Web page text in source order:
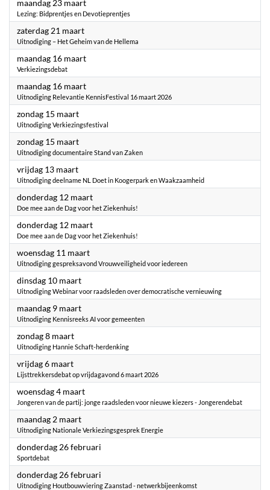
maandag 23 maart2026
Lezing: Bidprentjes en Devotieprentjes
zaterdag 21 maart2026
Uitnodiging – Het Geheim van de Hellema
maandag 16 maart2026
Verkiezingsdebat
maandag 16 maart2026
Uitnodiging Relevantie KennisFestival 16 maart 2026
zondag 15 maart2026
Uitnodiging Verkiezingsfestival
zondag 15 maart2026
Uitnodiging documentaire Stand van Zaken
vrijdag 13 maart2026
Uitnodiging deelname NL Doet in Koogerpark en Waakzaamheid
donderdag 12 maart2026
Doe mee aan de Dag voor het Ziekenhuis!
donderdag 12 maart2026
Doe mee aan de Dag voor het Ziekenhuis!
woensdag 11 maart2026
Uitnodiging gespreksavond Vrouwveiligheid voor iedereen
dinsdag 10 maart2026
Uitnodiging Webinar voor raadsleden over democratische vernieuwing
maandag 9 maart2026
Uitnodiging Kennisreeks AI voor gemeenten
zondag 8 maart2026
Uitnodiging Hannie Schaft-herdenking
vrijdag 6 maart2026
Lijsttrekkersdebat op vrijdagavond 6 maart 2026
woensdag 4 maart2026
Jongeren van de partij: jonge raadsleden voor nieuwe kiezers - Jongerendebat
maandag 2 maart2026
Uitnodiging Nationale Verkiezingsgesprek Energie
donderdag 26 februari
Sportdebat
donderdag 26 februari
Uitnodiging Houtbouwviering Zaanstad - netwerkbijeenkomst